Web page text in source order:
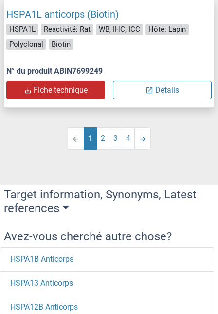
HSPA1L anticorps (Biotin)
HSPA1L Reactivité: Rat WB, IHC, ICC
Hôte: Lapin
Polyclonal
Biotin
N° du produit ABIN7699249
Fiche technique Détails
1 2 3 4
Target information, Synonyms, Latest
references
Avez-vous cherché autre chose?
HSPA1B Anticorps
HSPA13 Anticorps
HSPA12B Anticorps